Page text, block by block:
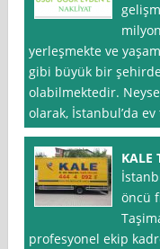
yerleşmekte ve
gibi büyük bir şehirde
olabilmektedir.
olarak, İstanbul’da
KALE
öncü
profesyonel ekip